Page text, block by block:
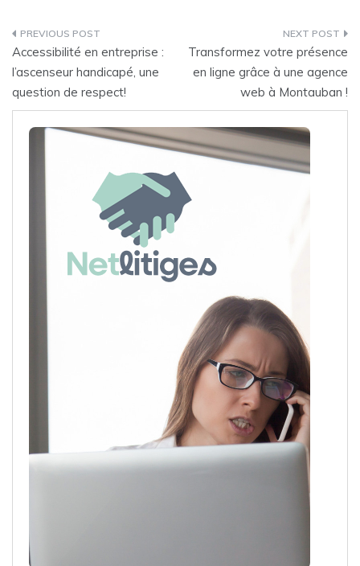
Post
navigation
Accessibilité en entreprise :
l’ascenseur handicapé, une
question de respect!
Transformez votre présence
en ligne grâce à une agence
web à Montauban !